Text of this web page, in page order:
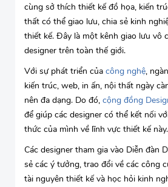
cùng sở thích thiết kế đồ họa, kiến
thất có thể giao lưu, chia sẻ kinh
thiết kế. Đây là một kênh giao lưu vô
designer trên toàn thế giới.
Với sự phát triển của công nghệ,
kiến trúc, web, in ấn, nội thất ngày
nên đa dạng. Do đó, cộng đồng
để giúp các designer có thể kết nối
thức của mình về lĩnh vực thiết kế này.
Các designer tham gia vào Diễn đàn
sẻ các ý tưởng, trao đổi về các công
tài nguyên thiết kế và học hỏi kinh